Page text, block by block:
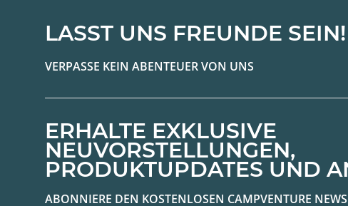
LASST UNS FREUNDE SEIN!
VERPASSE KEIN ABENTEUER VON UNS
ERHALTE EXKLUSIVE
NEUVORSTELLUNGEN,
PRODUKTUPDATES UND
ABONNIERE DEN KOSTENLOSEN CAMPVENTURE